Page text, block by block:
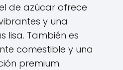
de azúcar ofrece
y una
lisa. También es
comestible y una
premium.